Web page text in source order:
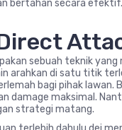
bertahan secara
sebuah teknik yang
arahkan di satu titik
bagi pihak lawan.
damage maksimal.
strategi matang.